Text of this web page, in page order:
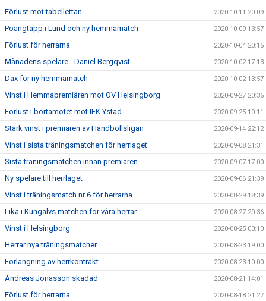
Förlust mot tabellettan 2020-10-11 20:09
Poängtapp i Lund och ny hemmamatch 2020-10-09 13:57
Förlust för herrarna 2020-10-04 20:15
Månadens spelare - Daniel Bergqvist 2020-10-02 17:13
Dax för ny hemmamatch 2020-10-02 13:57
Vinst i Hemmapremiären mot OV Helsingborg 2020-09-27 20:35
Förlust i bortamötet mot IFK Ystad 2020-09-25 10:11
Stark vinst i premiären av Handbollsligan 2020-09-14 22:12
Vinst i sista träningsmatchen för herrlaget 2020-09-08 21:31
Sista träningsmatchen innan premiären 2020-09-07 17:00
Ny spelare till herrlaget 2020-09-06 21:39
Vinst i träningsmatch nr 6 för herrarna 2020-08-29 18:39
Lika i Kungälvs matchen för våra herrar 2020-08-27 20:36
Vinst i Helsingborg 2020-08-25 00:10
Herrar nya träningsmatcher 2020-08-23 19:00
Förlängning av herrkontrakt 2020-08-23 10:00
Andreas Jonasson skadad 2020-08-21 14:01
Förlust för herrarna 2020-08-18 21:27